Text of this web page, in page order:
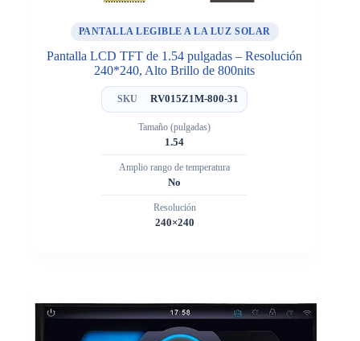
PANTALLA LEGIBLE A LA LUZ SOLAR
Pantalla LCD TFT de 1.54 pulgadas – Resolución
240*240, Alto Brillo de 800nits
SKU RV015Z1M-800-31
Tamaño (pulgadas)
1.54
Amplio rango de temperatura
No
Resolución
240×240